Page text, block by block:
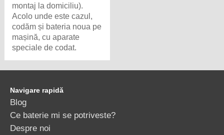
montaj la domiciliu).
Acolo unde este cazul,
codăm și bateria noua pe
mașină, cu aparate
speciale de codat.
Navigare rapidă
Blog
Ce baterie mi se potriveste?
Despre noi